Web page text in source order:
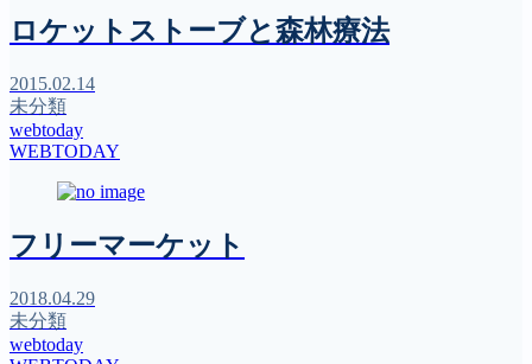
ロケットストーブと森林療法
2015.02.14
未分類
webtoday
WEBTODAY
フリーマーケット
2018.04.29
未分類
webtoday